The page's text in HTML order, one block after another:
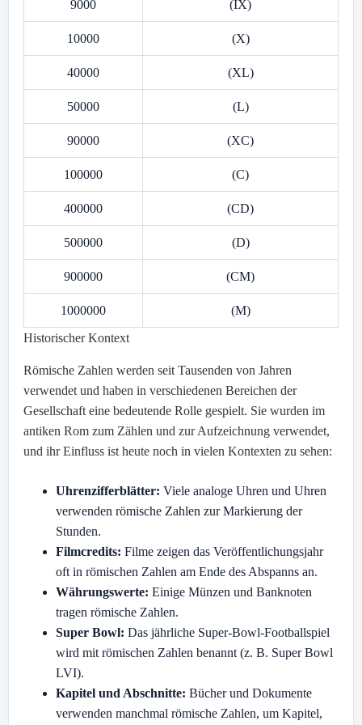
9000 (IX)
10000 (X)
40000 (XL)
50000 (L)
90000 (XC)
100000 (C)
400000 (CD)
500000 (D)
900000 (CM)
1000000
(M)
Historischer Kontext
Römische Zahlen werden seit Tausenden von Jahren
verwendet und haben in verschiedenen Bereichen der
Gesellschaft eine bedeutende Rolle gespielt. Sie wurden im
antiken Rom zum Zählen und zur Aufzeichnung verwendet,
und ihr Einfluss ist heute noch in vielen Kontexten zu sehen:
Uhrenzifferblätter: Viele analoge Uhren und Uhren
verwenden römische Zahlen zur Markierung der
Stunden.
Filmcredits: Filme zeigen das Veröffentlichungsjahr
oft in römischen Zahlen am Ende des Abspanns an.
Währungswerte: Einige Münzen und Banknoten
tragen römische Zahlen.
Super Bowl: Das jährliche Super-Bowl-Footballspiel
wird mit römischen Zahlen benannt (z. B. Super Bowl
LVI).
Kapitel und Abschnitte: Bücher und Dokumente
verwenden manchmal römische Zahlen, um Kapitel,